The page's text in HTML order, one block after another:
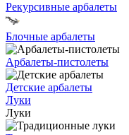
Рекурсивные арбалеты
Блочные арбалеты
Арбалеты-пистолеты
Детские арбалеты
Луки
Луки